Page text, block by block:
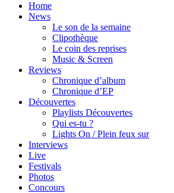
Home
News
Le son de la semaine
Clipothèque
Le coin des reprises
Music & Screen
Reviews
Chronique d’album
Chronique d’EP
Découvertes
Playlists Découvertes
Qui es-tu ?
Lights On / Plein feux sur
Interviews
Live
Festivals
Photos
Concours